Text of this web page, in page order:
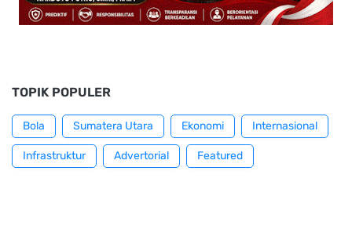
TOPIK POPULER
Bola Sumatera Utara Ekonomi Internasional
Infrastruktur Advertorial Featured